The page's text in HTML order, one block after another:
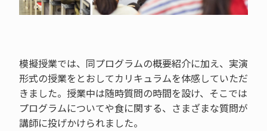
模擬授業では、同プログラムの概要紹介に加え、実演
形式の授業をとおしてカリキュラムを体感していただ
きました。授業中は随時質問の時間を設け、そこでは
プログラムについてや食に関する、さまざまな質問が
講師に投げかけられました。